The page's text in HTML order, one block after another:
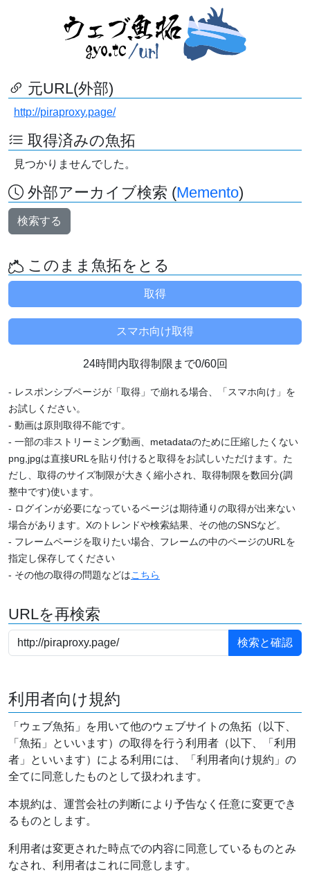
元URL(外部)
http://piraproxy.page/
取得済みの魚拓
見つかりませんでした。
外部アーカイブ検索 (Memento)
検索する
このまま魚拓をとる
24時間内取得制限まで0/60回
- レスポンシブページが「取得」で崩れる場合、「スマホ向け」を
お試しください。
- 動画は原則取得不能です。
- 一部の非ストリーミング動画、metadataのために圧縮したくない
png,jpgは直接URLを貼り付けると取得をお試しいただけます。た
だし、取得のサイズ制限が大きく縮小され、取得制限を数回分(調
整中です)使います。
- ログインが必要になっているページは期待通りの取得が出来ない
場合があります。Xのトレンドや検索結果、その他のSNSなど。
- フレームページを取りたい場合、フレームの中のページのURLを
指定し保存してください
- その他の取得の問題などはこちら
URLを再検索
利用者向け規約
「ウェブ魚拓」を用いて他のウェブサイトの魚拓（以下、
「魚拓」といいます）の取得を行う利用者（以下、「利用
者」といいます）による利用には、「利用者向け規約」の
全てに同意したものとして扱われます。
本規約は、運営会社の判断により予告なく任意に変更でき
るものとします。
利用者は変更された時点での内容に同意しているものとみ
なされ、利用者はこれに同意します。